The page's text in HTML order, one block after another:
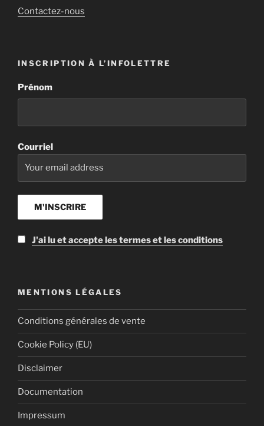
Contactez-nous
INSCRIPTION À L’INFOLETTRE
Prénom
Courriel
J'ai lu et accepte les termes et les conditions
MENTIONS LÉGALES
Conditions générales de vente
Cookie Policy (EU)
Disclaimer
Documentation
Impressum